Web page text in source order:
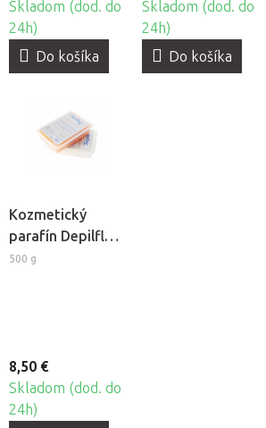
Skladom (dod. do
24h)
Do košíka
Skladom (dod. do
24h)
Do košíka
Kozmetický
parafín Depilflax
- Pomaranč -
500 g
8,50 €
Skladom (dod. do
24h)